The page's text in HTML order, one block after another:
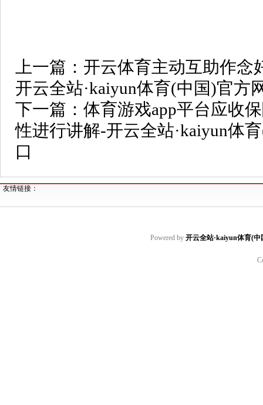
上一篇： 开云体育主动互助作念
开云全站·kaiyun体育(中国)官方
下一篇： 体育游戏app平台应收
性进行讲解-开云全站·kaiyun体
口
友情链接：
Powered by 开云全站·kaiyun体育(